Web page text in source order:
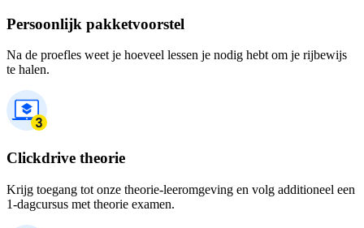
Persoonlijk pakketvoorstel
Na de proefles weet je hoeveel lessen je nodig hebt om je rijbewijs
te halen.
Clickdrive theorie
Krijg toegang tot onze theorie-leeromgeving en volg additioneel een
1-dagcursus met theorie examen.